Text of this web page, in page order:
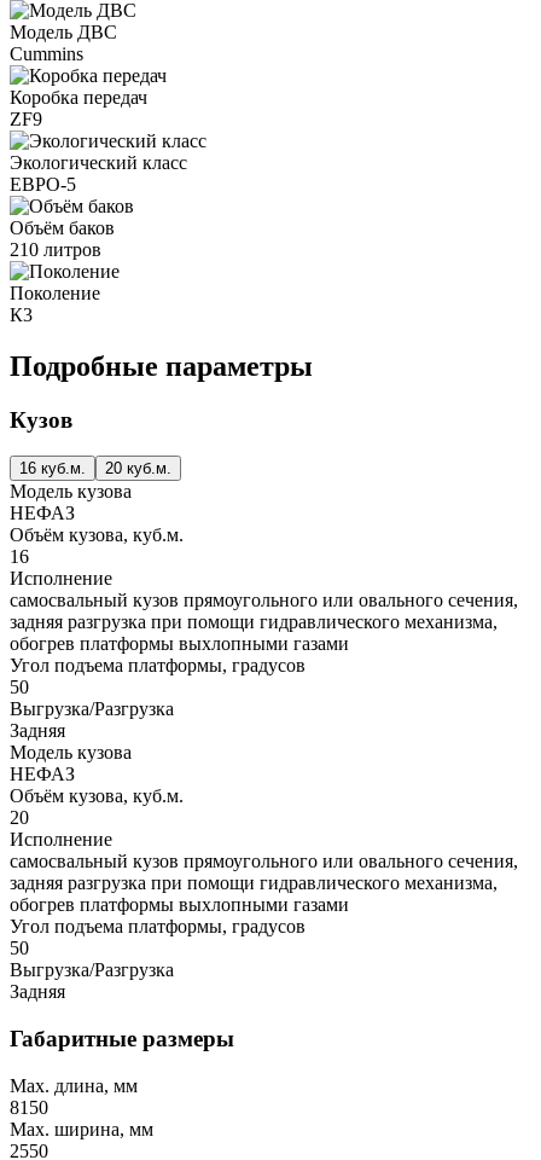
Модель ДВС
Cummins
Коробка передач
ZF9
Экологический класс
ЕВРО-5
Объём баков
210 литров
Поколение
К3
Подробные параметры
Кузов
16 куб.м. 20 куб.м.
Модель кузова
НЕФАЗ
Объём кузова, куб.м.
16
Исполнение
самосвальный кузов прямоугольного или овального сечения,
задняя разгрузка при помощи гидравлического механизма,
обогрев платформы выхлопными газами
Угол подъема платформы, градусов
50
Выгрузка/Разгрузка
Задняя
Модель кузова
НЕФАЗ
Объём кузова, куб.м.
20
Исполнение
самосвальный кузов прямоугольного или овального сечения,
задняя разгрузка при помощи гидравлического механизма,
обогрев платформы выхлопными газами
Угол подъема платформы, градусов
50
Выгрузка/Разгрузка
Задняя
Габаритные размеры
Max. длина, мм
8150
Max. ширина, мм
2550